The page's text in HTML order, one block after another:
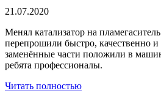
21.07.2020
Менял катализатор на
перепрошили быстро, качественно и
заменённые части положили в
ребята профессионалы.
Читать полностью